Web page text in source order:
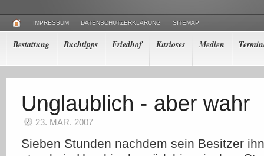
IMPRESSUM DATENSCHUTZERKLÄRUNG SITEMAP
Bestattung Buchtipps Friedhof Kurioses Medien
23. MAR. 2007
Sieben Stunden nachdem sein Besitzer